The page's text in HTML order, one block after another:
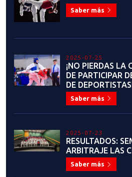
Saber más
2025-07-25
¡NO PIERDAS LA
DE PARTICIPAR
DE
Saber más
2025-07-23
RESULTADOS:
ARBITRAJE LAS
Saber más